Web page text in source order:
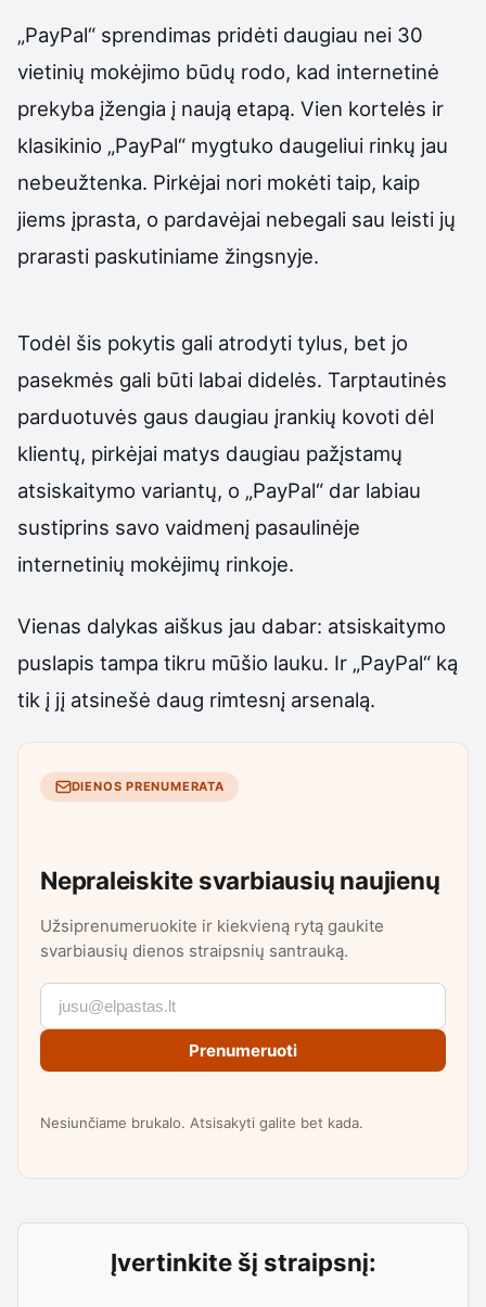
„PayPal“ sprendimas pridėti daugiau nei 30
vietinių mokėjimo būdų rodo, kad internetinė
prekyba įžengia į naują etapą. Vien kortelės ir
klasikinio „PayPal“ mygtuko daugeliui rinkų jau
nebeužtenka. Pirkėjai nori mokėti taip, kaip
jiems įprasta, o pardavėjai nebegali sau leisti jų
prarasti paskutiniame žingsnyje.
Todėl šis pokytis gali atrodyti tylus, bet jo
pasekmės gali būti labai didelės. Tarptautinės
parduotuvės gaus daugiau įrankių kovoti dėl
klientų, pirkėjai matys daugiau pažįstamų
atsiskaitymo variantų, o „PayPal“ dar labiau
sustiprins savo vaidmenį pasaulinėje
internetinių mokėjimų rinkoje.
Vienas dalykas aiškus jau dabar: atsiskaitymo
puslapis tampa tikru mūšio lauku. Ir „PayPal“ ką
tik į jį atsinešė daug rimtesnį arsenalą.
DIENOS PRENUMERATA
Nepraleiskite svarbiausių naujienų
Užsiprenumeruokite ir kiekvieną rytą gaukite
svarbiausių dienos straipsnių santrauką.
Prenumeruoti
Nesiunčiame brukalo. Atsisakyti galite bet kada.
Įvertinkite šį straipsnį: